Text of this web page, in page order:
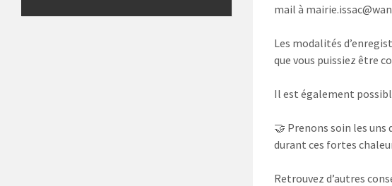
mail à
Les modalités
que vous puissiez être
Il est également
🤝 Prenons soin les
durant ces fortes
Retrouvez d’autres